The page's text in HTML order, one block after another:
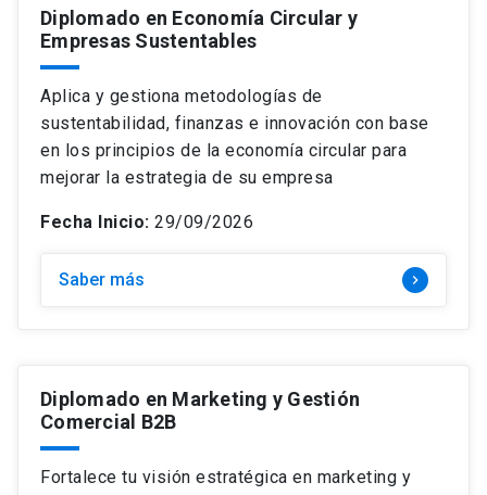
Diplomado en Economía Circular y
Empresas Sustentables
Aplica y gestiona metodologías de
sustentabilidad, finanzas e innovación con base
en los principios de la economía circular para
mejorar la estrategia de su empresa
Fecha Inicio: 29/09/2026
Saber más keyboard_arrow_right
Diplomado en Marketing y Gestión
Comercial B2B
Fortalece tu visión estratégica en marketing y